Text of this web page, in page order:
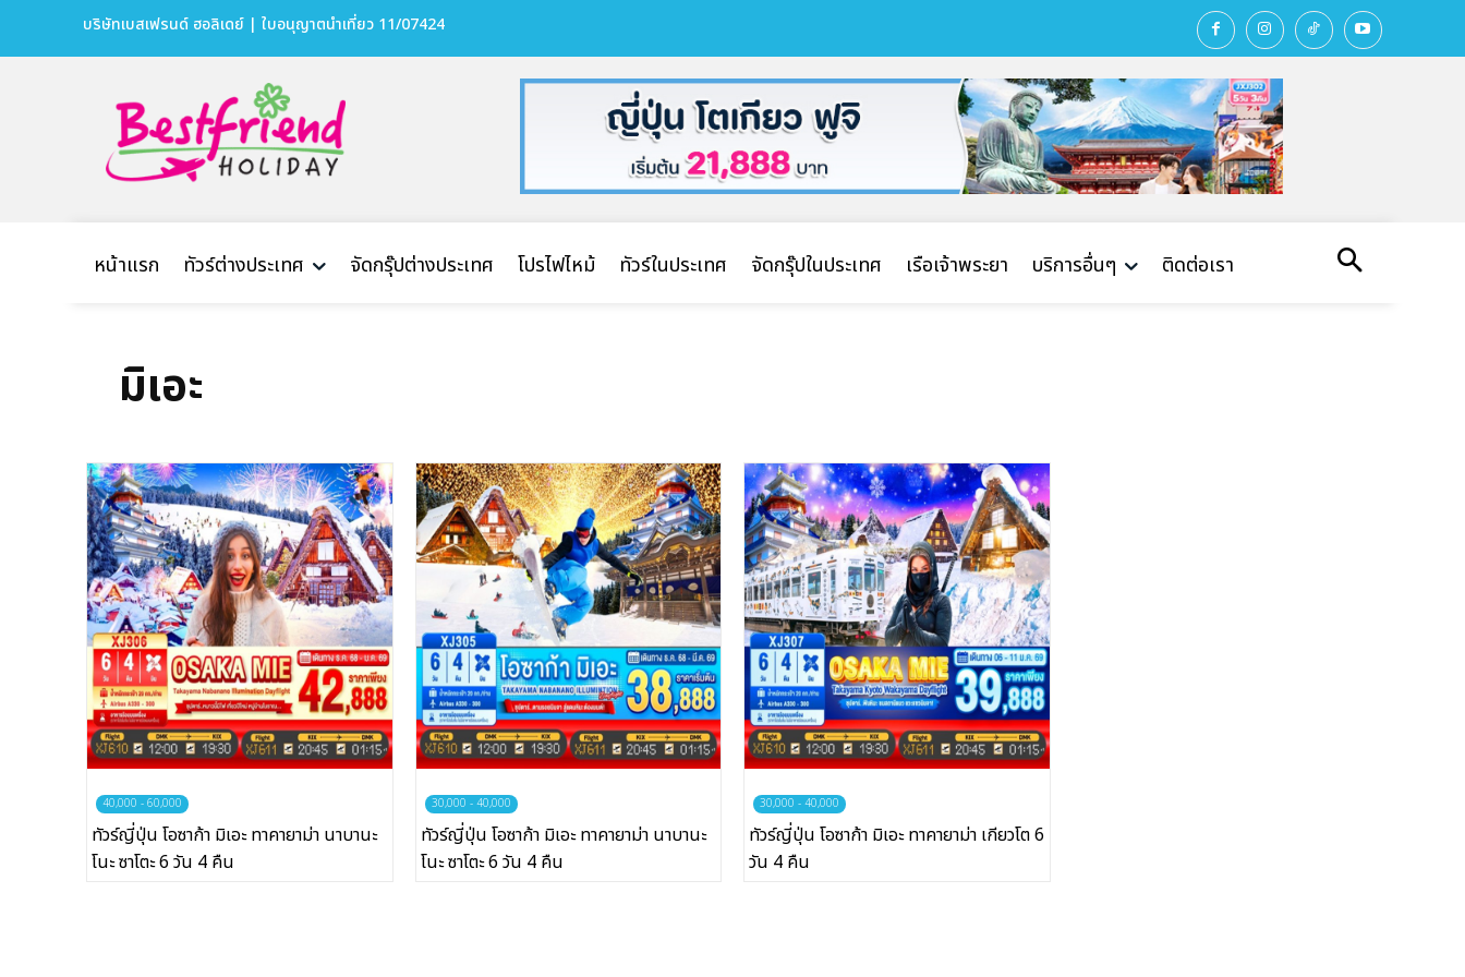
บริษัทเบสเฟรนด์ ฮอลิเดย์
เส้นทางที่ต้องการ
หน้าแรก
ทัวร์ต่างประเทศ
จัดกรุ๊ปต่างประเทศ
บริษัทเบสเฟรนด์ ฮอลิเดย์ | ใบอนุญาตนำเที่ยว 11/07424
หน้าแรก ทัวร์ต่างประเทศ จัดกรุ๊ปต่างประเทศ โปรไฟไหม้ ทัวร์ในประเทศ จัดกรุ๊ปในประเทศ เรือเจ้าพระยา บริการอื่นๆ ติดต่อเรา
มิเอะ
40,000 - 60,000
ทัวร์ญี่ปุ่น โอซาก้า มิเอะ ทาคายาม่า นาบานะ
โนะ ซาโตะ 6 วัน 4 คืน
30,000 - 40,000
ทัวร์ญี่ปุ่น โอซาก้า มิเอะ ทาคายาม่า นาบานะ
โนะ ซาโตะ 6 วัน 4 คืน
30,000 - 40,000
ทัวร์ญี่ปุ่น โอซาก้า มิเอะ ทาคายาม่า เกียวโต 6
วัน 4 คืน